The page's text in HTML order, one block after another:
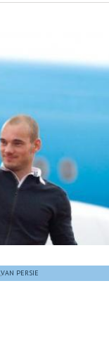
VAN PERSIE